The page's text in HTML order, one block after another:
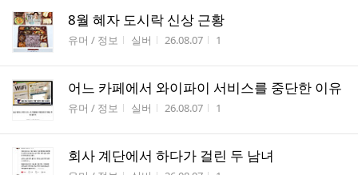
8월 혜자 도시락 신상 근황
게시판명
유머 / 정보 작성자
실버 작성시간
26.08.07 조회수
1
어느 카페에서 와이파이 서비스를 중단한 이유
게시판명
유머 / 정보 작성자
실버 작성시간
26.08.07 조회수
1
회사 계단에서 하다가 걸린 두 남녀